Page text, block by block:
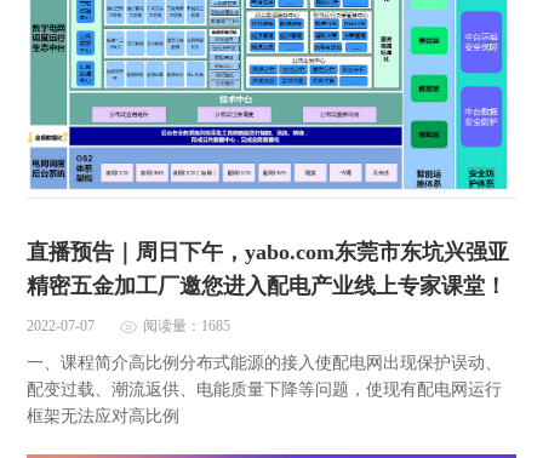
直播预告｜周日下午，yabo.com东莞市东坑兴强亚
精密五金加工厂邀您进入配电产业线上专家课堂！
2022-07-07 阅读量：1685
一、课程简介高比例分布式能源的接入使配电网出现保护误动、
配变过载、潮流返供、电能质量下降等问题，使现有配电网运行
框架无法应对高比例